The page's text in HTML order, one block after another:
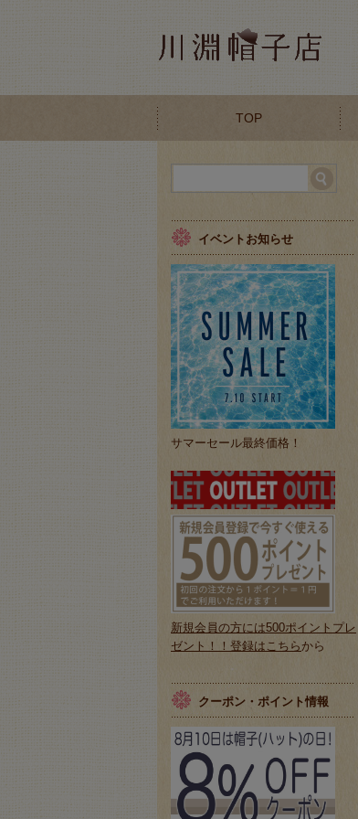
TOP
イベントお知らせ
サマーセール最終価格！
新規会員の方には500ポイントプレ
ゼント！！登録はこちら から
クーポン・ポイント情報